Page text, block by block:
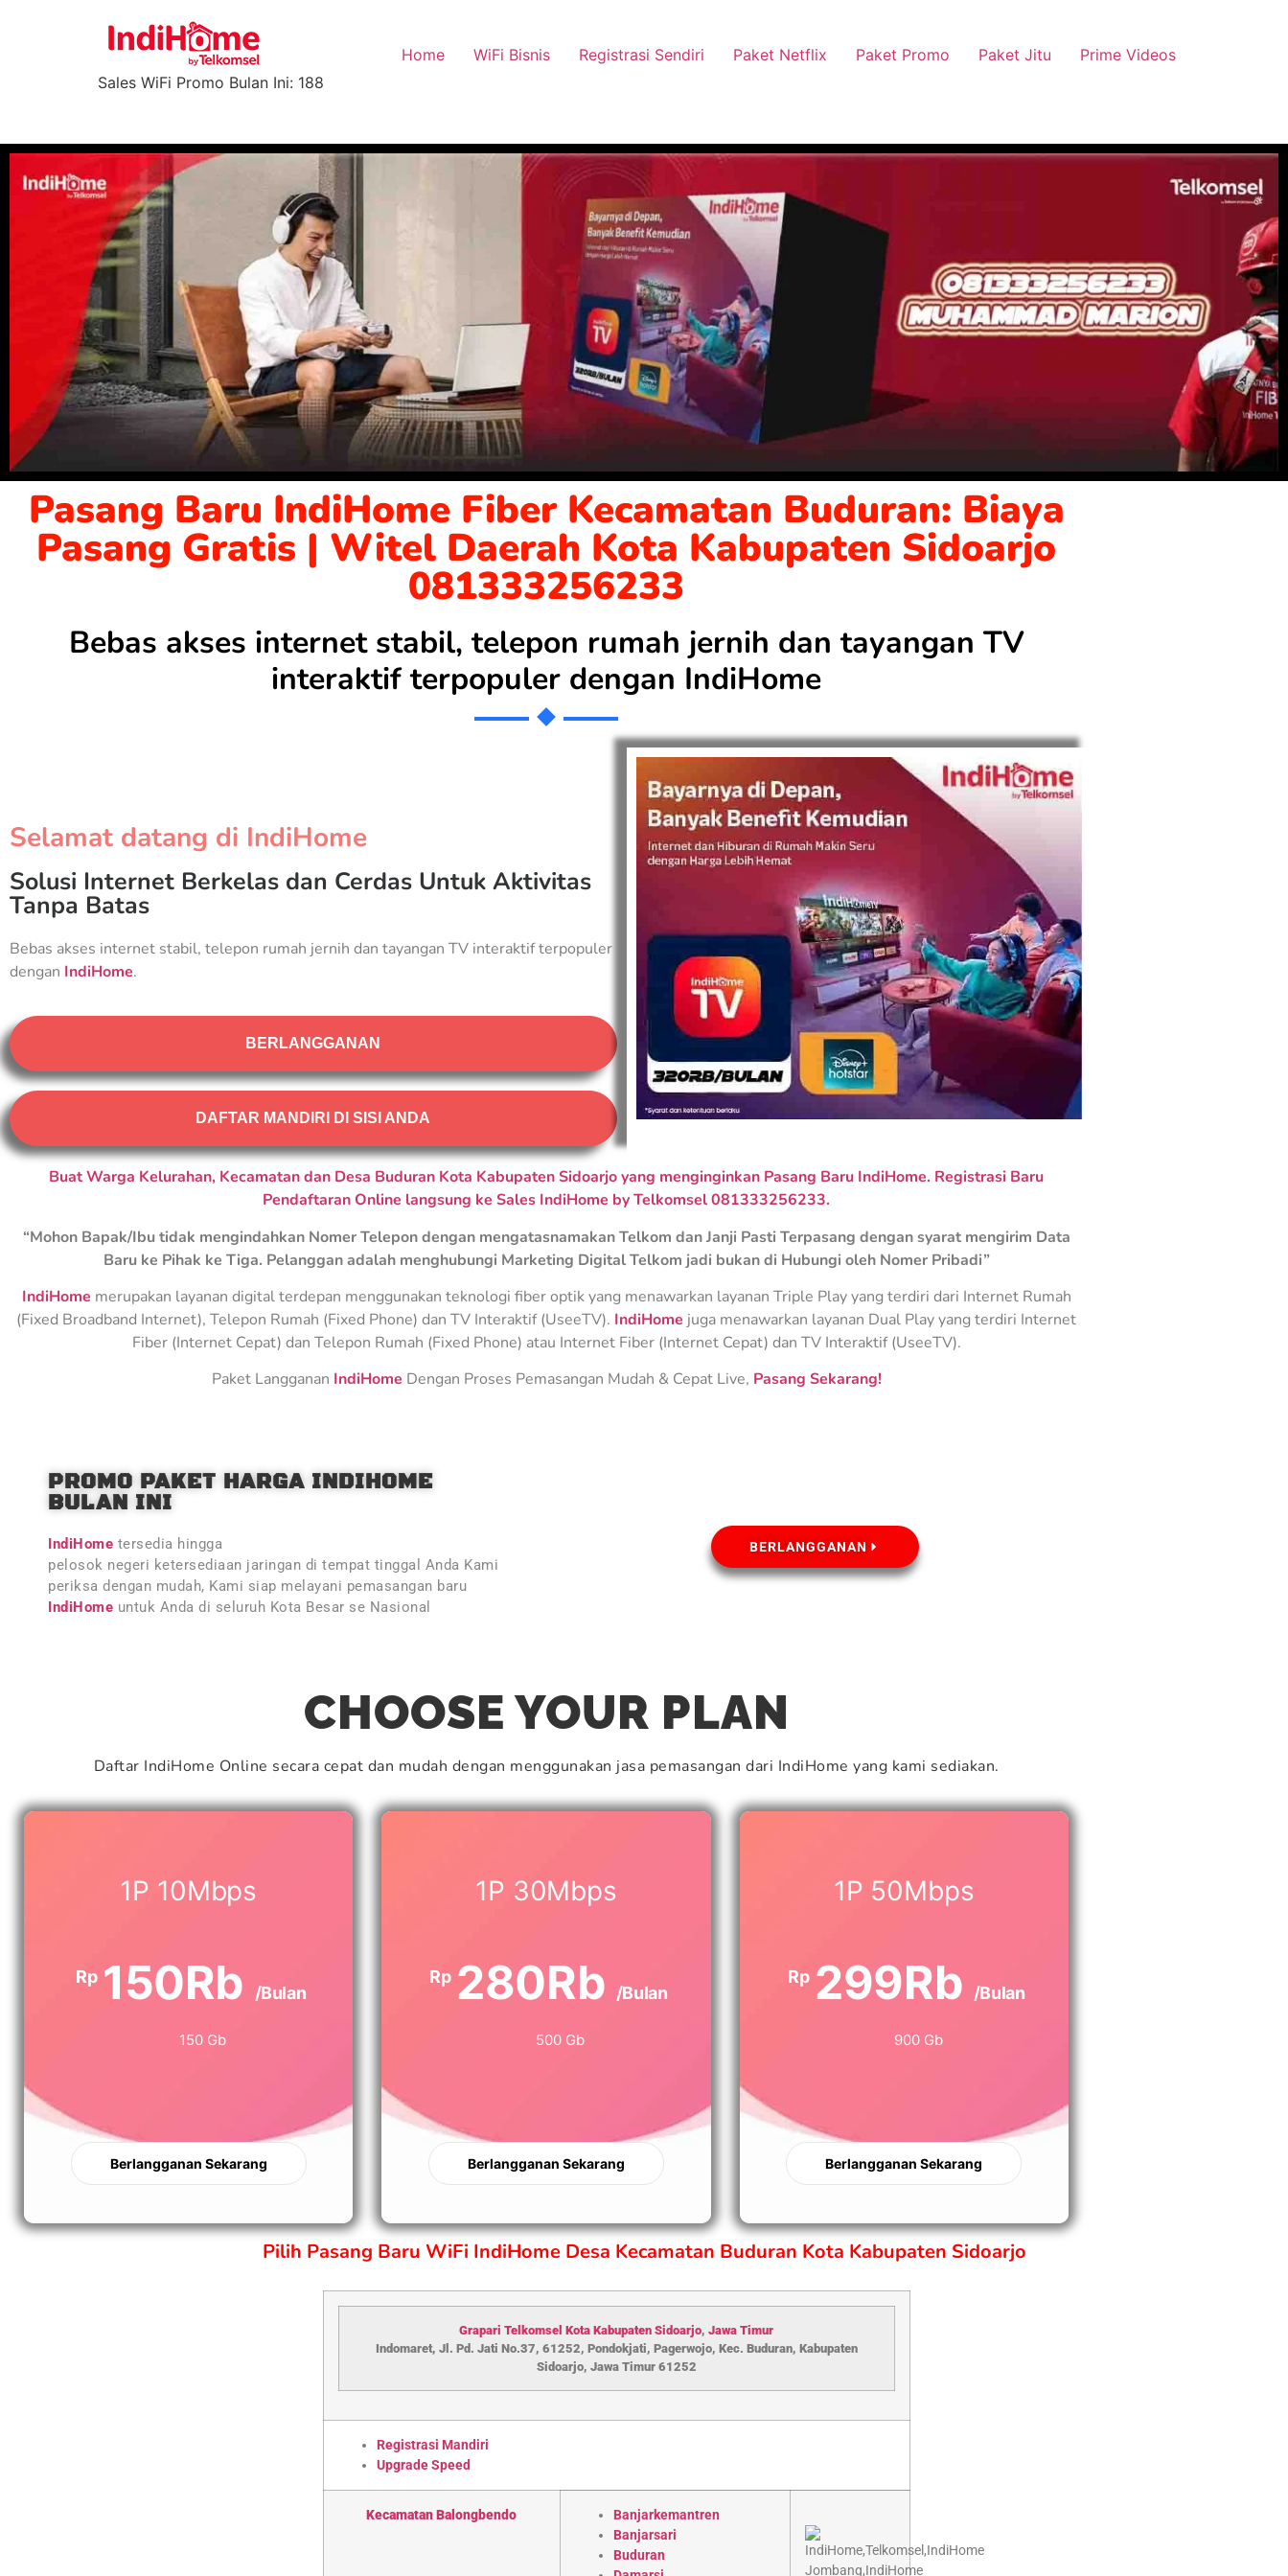
Sales WiFi Promo Bulan Ini: 188
Home WiFi Bisnis Registrasi Sendiri Paket Netflix Paket Promo Paket Jitu Prime Videos
Pasang Baru IndiHome Fiber Kecamatan Buduran: Biaya
Pasang Gratis | Witel Daerah Kota Kabupaten Sidoarjo
081333256233
Bebas akses internet stabil, telepon rumah jernih dan tayangan TV
interaktif terpopuler dengan IndiHome
Selamat datang di IndiHome
Solusi Internet Berkelas dan Cerdas Untuk Aktivitas
Tanpa Batas
Bebas akses internet stabil, telepon rumah jernih dan tayangan TV interaktif terpopuler
dengan IndiHome.
BERLANGGANAN
DAFTAR MANDIRI DI SISI ANDA
Buat Warga Kelurahan, Kecamatan dan Desa Buduran Kota Kabupaten Sidoarjo yang menginginkan Pasang Baru IndiHome. Registrasi Baru
Pendaftaran Online langsung ke Sales IndiHome by Telkomsel 081333256233.
“Mohon Bapak/Ibu tidak mengindahkan Nomer Telepon dengan mengatasnamakan Telkom dan Janji Pasti Terpasang dengan syarat mengirim Data
Baru ke Pihak ke Tiga. Pelanggan adalah menghubungi Marketing Digital Telkom jadi bukan di Hubungi oleh Nomer Pribadi”
IndiHome merupakan layanan digital terdepan menggunakan teknologi fiber optik yang menawarkan layanan Triple Play yang terdiri dari Internet Rumah
(Fixed Broadband Internet), Telepon Rumah (Fixed Phone) dan TV Interaktif (UseeTV). IndiHome juga menawarkan layanan Dual Play yang terdiri Internet
Fiber (Internet Cepat) dan Telepon Rumah (Fixed Phone) atau Internet Fiber (Internet Cepat) dan TV Interaktif (UseeTV).
Paket Langganan IndiHome Dengan Proses Pemasangan Mudah & Cepat Live, Pasang Sekarang!
PROMO PAKET HARGA INDIHOME
BULAN INI
IndiHome tersedia hingga
pelosok negeri ketersediaan jaringan di tempat tinggal Anda Kami
periksa dengan mudah, Kami siap melayani pemasangan baru
IndiHome untuk Anda di seluruh Kota Besar se Nasional
BERLANGGANAN
CHOOSE YOUR PLAN
Daftar IndiHome Online secara cepat dan mudah dengan menggunakan jasa pemasangan dari IndiHome yang kami sediakan.
1P 10Mbps
Rp 150Rb /Bulan
150 Gb
Berlangganan Sekarang
1P 30Mbps
Rp 280Rb /Bulan
500 Gb
Berlangganan Sekarang
1P 50Mbps
Rp 299Rb /Bulan
900 Gb
Berlangganan Sekarang
Pilih Pasang Baru WiFi IndiHome Desa Kecamatan Buduran Kota Kabupaten Sidoarjo
Grapari Telkomsel Kota Kabupaten Sidoarjo, Jawa Timur
Indomaret, Jl. Pd. Jati No.37, 61252, Pondokjati, Pagerwojo, Kec. Buduran, Kabupaten
Sidoarjo, Jawa Timur 61252
Registrasi Mandiri
Upgrade Speed
Kecamatan Balongbendo
Banjarkemantren
Banjarsari
Buduran